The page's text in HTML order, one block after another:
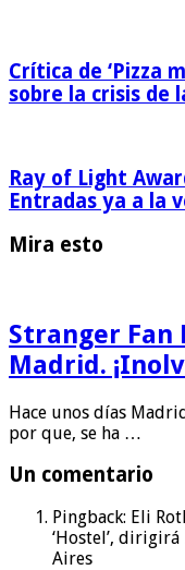
Crítica de ‘Pizza
sobre la crisis de
Ray of Light
Entradas ya a la
Mira esto
Stranger Fan
Madrid.
Hace unos días
por que, se ha …
Un comentario
Pingback: Eli
‘Hostel’,
Aires